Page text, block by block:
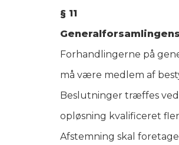
§ 11
Forhandlingerne på
må være medlem af
Beslutninger træffes
opløsning kvalificeret
Afstemning skal